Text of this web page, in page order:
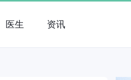
医生 资讯